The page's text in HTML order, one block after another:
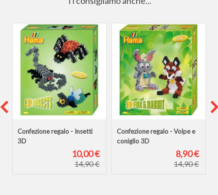
Confezione regalo - Insetti
3D
10,00 €
14,90 €
Confezione regalo - Volpe e
coniglio 3D
8,90 €
14,90 €